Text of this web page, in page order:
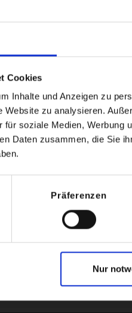
Cookies
Inhalte und Anzeigen zu
Website zu analysieren.
für soziale Medien, Werbung
Daten zusammen, die Sie
Präferenzen
Nur
unserer Tagesetappe
Bergstraßen können
gekrönt wird. Bis
Guides Rücktransfer
Touren sind
werden, entscheiden
gerne.